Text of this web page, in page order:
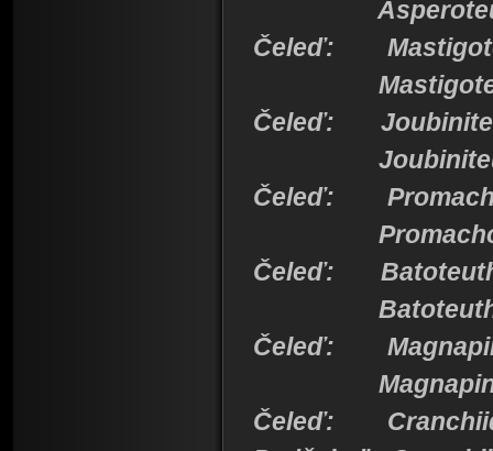
Čeleď:
Čeleď:
Čeleď:
Čeleď:
Čeleď:
Magnapinna
Čeleď: